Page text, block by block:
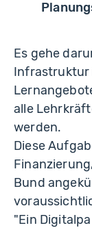
Es gehe
Infrastruktur
alle
werden.
Diese
Bund
"Ein